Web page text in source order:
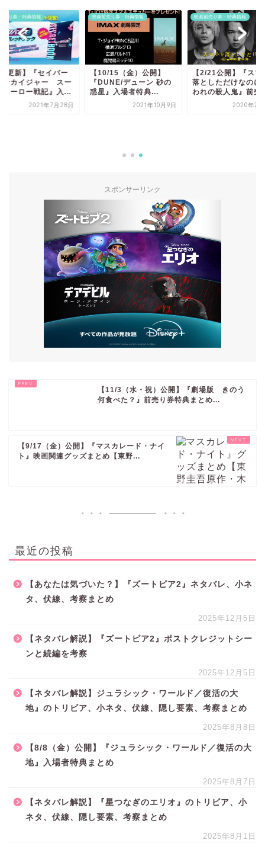
売り券・特典情報
5更新】『セイバー
ンカイジャー スー
ヒーロー戦記』入...
2021年7月28日
映画前売り券・特典情報
【10/15（金）公開】
『DUNE/デューン 砂の
惑星』入場者特典...
2021年10月9日
映画前売り券・特典情報
【2/21公開】『スマ
落としただけなの
われの殺人鬼』前売
2020年2
スポンサーリンク
【11/3（水・祝）公開】『劇場版 きのう
何食べた？』前売り券特典まとめ...
【9/17（金）公開】『マスカレード・ナイ
ト』映画関連グッズまとめ【東野...
最近の投稿
【あなたは気づいた？】『ズートピア2』ネタバレ、小ネ
タ、伏線、考察まとめ
2025年12月5日
【ネタバレ解説】『ズートピア2』ポストクレジットシー
ンと続編を考察
2025年12月5日
【ネタバレ解説】ジュラシック・ワールド／復活の大
地』のトリビア、小ネタ、伏線、隠し要素、考察まとめ
2025年8月8日
【8/8（金）公開】『ジュラシック・ワールド／復活の大
地』入場者特典まとめ
2025年8月7日
【ネタバレ解説】『星つなぎのエリオ』のトリビア、小
ネタ、伏線、隠し要素、考察まとめ
2025年8月1日